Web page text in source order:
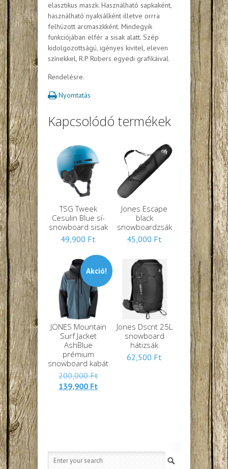
elasztikus maszk. Használható sapkaként,
használható nyaksálként illetve orrra
felhúzott arcmaszkként. Mindegyik
funkciójában elfér a sisak alatt. Szép
kidolgozottságú, igényes kivitel, eleven
színekkel, R.P Robers egyedi grafikáival.
Rendelésre.
Nyomtatás
Kapcsolódó termékek
TSG Tweek
Cesulin Blue sí-
snowboard sisak
49,900 Ft
Jones Escape
black
snowboardzsák
45,000 Ft
Akció!
JONES Mountain
Surf Jacket
AshBlue
prémium
snowboard kabát
200,000FtEredeti
139,900 Ft
Jones Dscnt 25L
snowboard
hátizsák
62,500 Ft